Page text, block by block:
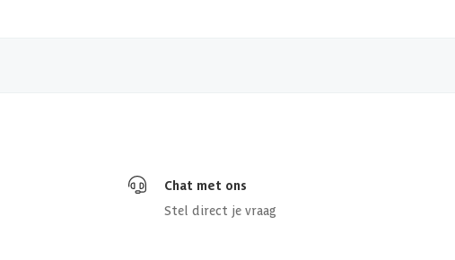
Chat met ons
Stel direct je vraag